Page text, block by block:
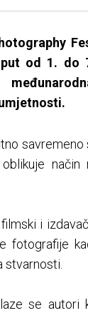
od 1. do
savremeno
i
fotografije
stvarnosti.
se autori